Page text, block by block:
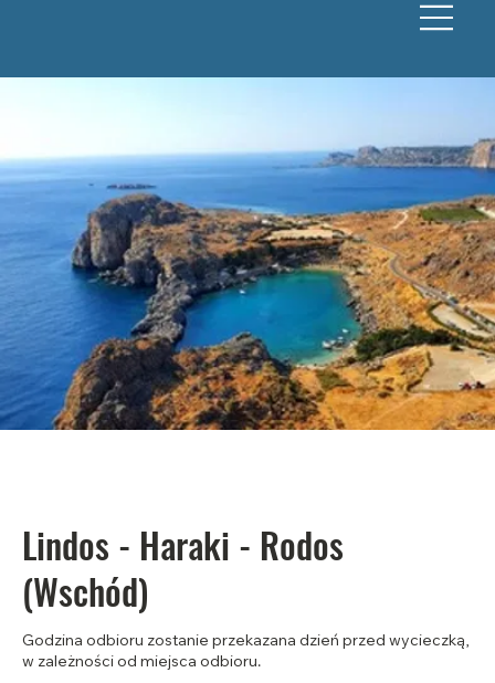
Lindos - Haraki - Rodos
(Wschód)
Godzina odbioru zostanie przekazana dzień przed wycieczką,
w zależności od miejsca odbioru.